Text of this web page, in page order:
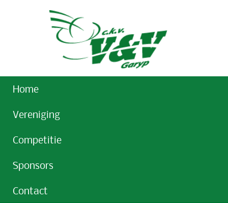
Home
Vereniging
Competitie
Sponsors
Contact